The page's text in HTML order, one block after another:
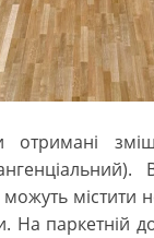
отримані
містити
На паркетній